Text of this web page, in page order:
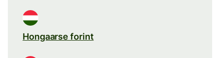
Hongaarse forint